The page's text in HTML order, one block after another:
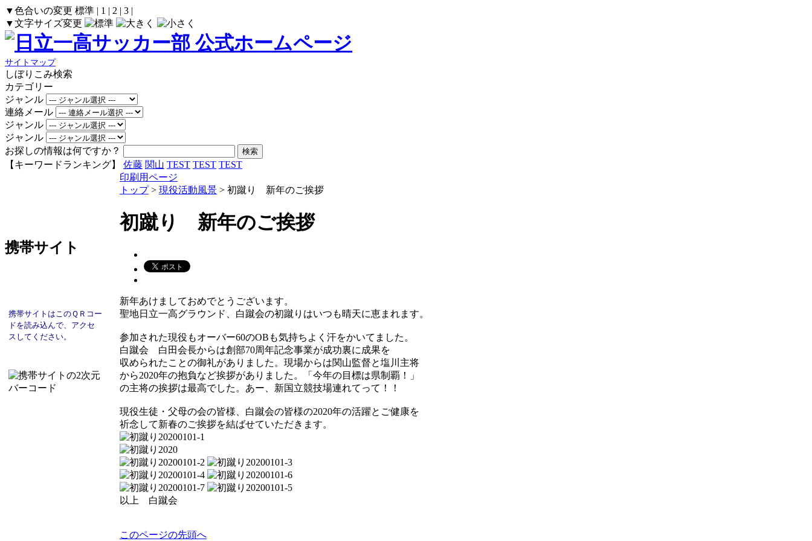
▼色合いの変更 標準 | 1 | 2 | 3 |
▼文字サイズ変更
サイトマップ
しぼりこみ検索
カテゴリー
ジャンル
連絡メール
ジャンル
ジャンル
お探しの情報は何ですか？
【キーワードランキング】
佐藤 関山 TEST TEST TEST
携帯サイト
携帯サイトはこのＱＲコー
ドを読み込んで、 アクセ
スしてください。
印刷用ページ
トップ> 現役活動風景 > 初蹴り 新年のご挨拶
初蹴り 新年のご挨拶
新年あけましておめでとうございます。
聖地日立一高グラウンド、白蹴会の初蹴りはいつも晴天に恵まれます。
参加された現役もオーバー60のOBも気持ちよく汗をかいてました。
白蹴会 白田会長からは創部70周年記念事業が成功裏に成果を
収められたことの御礼がありました。現場からは関山監督と塩川主将
から2020年の抱負など挨拶がありました。「今年の目標は県制覇！」
の主将の挨拶は最高でした。あー、新国立競技場連れてって！！
現役生徒・父母の会の皆様、白蹴会の皆様の2020年の活躍とご健康を
祈念して新春のご挨拶を結ばせていただきます。
以上 白蹴会
このページの先頭へ